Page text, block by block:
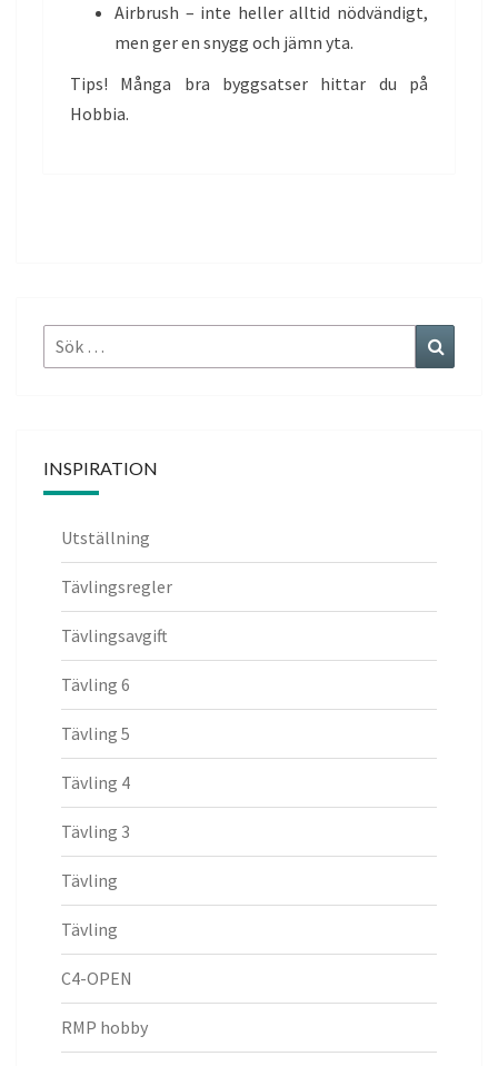
Airbrush – inte heller alltid nödvändigt,
men ger en snygg och jämn yta.
Tips! Många bra byggsatser hittar du på
Hobbia.
Sök
efter:
INSPIRATION
Utställning
Tävlingsregler
Tävlingsavgift
Tävling 6
Tävling 5
Tävling 4
Tävling 3
Tävling
Tävling
C4-OPEN
RMP hobby